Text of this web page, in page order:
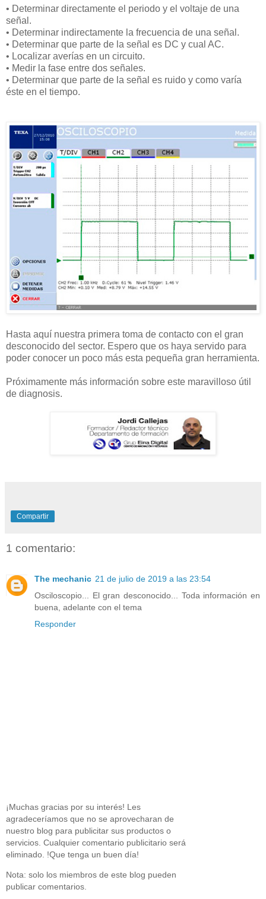
• Determinar directamente el periodo y el voltaje de una
señal.
• Determinar indirectamente la frecuencia de una señal.
• Determinar que parte de la señal es DC y cual AC.
• Localizar averías en un circuito.
• Medir la fase entre dos señales.
• Determinar que parte de la señal es ruido y como varía
éste en el tiempo.
Hasta aquí nuestra primera toma de contacto con el gran
desconocido del sector. Espero que os haya servido para
poder conocer un poco más esta pequeña gran herramienta.
Próximamente más información sobre este maravilloso útil
de diagnosis.
Compartir
1 comentario:
The mechanic 21 de julio de 2019 a las 23:54
Osciloscopio... El gran desconocido... Toda información en
buena, adelante con el tema
Responder
¡Muchas gracias por su interés! Les
agradeceríamos que no se aprovecharan de
nuestro blog para publicitar sus productos o
servicios. Cualquier comentario publicitario será
eliminado. !Que tenga un buen día!
Nota: solo los miembros de este blog pueden
publicar comentarios.